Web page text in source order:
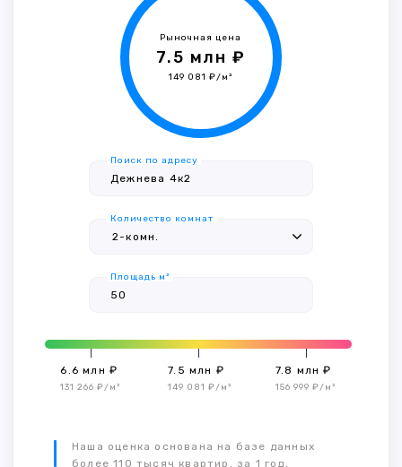
Рыночная цена
7.5 млн ₽
149 081 ₽/м²
Поиск по адресу
Количество комнат
Площадь м²
6.6 млн ₽
131 266 ₽/м²
7.5 млн ₽
149 081 ₽/м²
7.8 млн ₽
156 999 ₽/м²
Наша оценка основана на базе данных
более 110 тысяч квартир, за 1 год,